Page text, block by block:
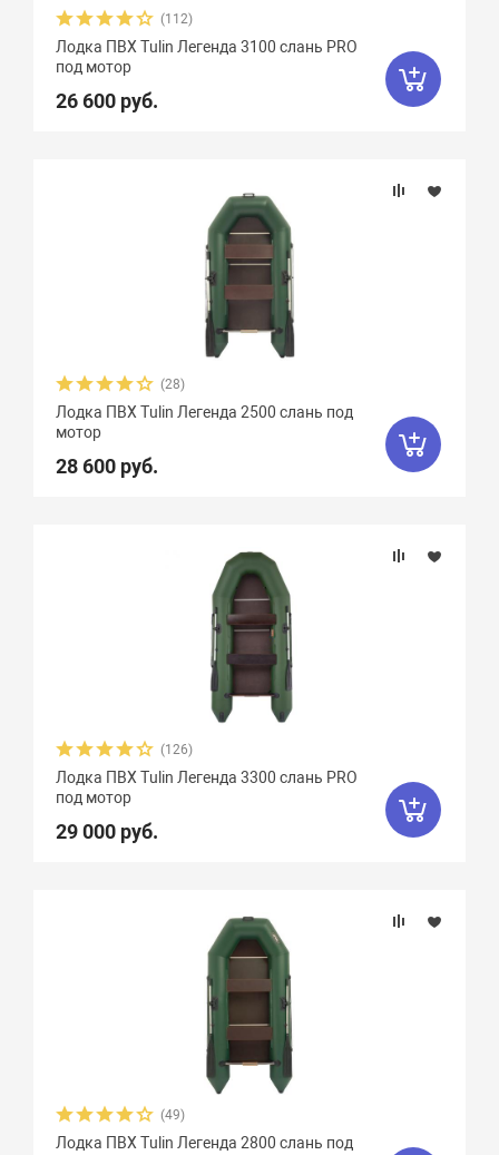
(112)
Лодка ПВХ Tulin Легенда 3100 слань PRO
под мотор
26 600 руб.
(28)
Лодка ПВХ Tulin Легенда 2500 слань под
мотор
28 600 руб.
(126)
Лодка ПВХ Tulin Легенда 3300 слань PRO
под мотор
29 000 руб.
(49)
Лодка ПВХ Tulin Легенда 2800 слань под